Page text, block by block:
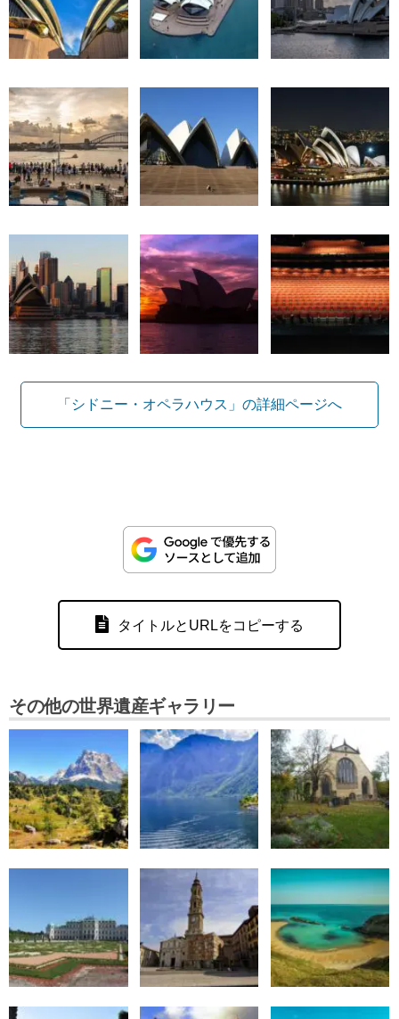
「シドニー・オペラハウス」の詳細ページへ
タイトルとURLをコピーする
その他の世界遺産ギャラリー